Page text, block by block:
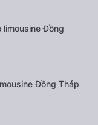
Đồng
Đồng Tháp